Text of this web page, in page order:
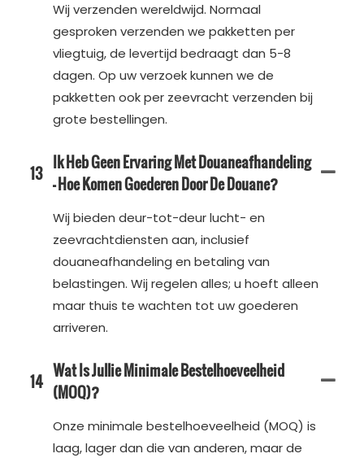
Wij verzenden wereldwijd. Normaal
gesproken verzenden we pakketten per
vliegtuig, de levertijd bedraagt ​​dan 5-8
dagen. Op uw verzoek kunnen we de
pakketten ook per zeevracht verzenden bij
grote bestellingen.
13 Ik Heb Geen Ervaring Met Douaneafhandeling
– Hoe Komen Goederen Door De Douane?
Wij bieden deur-tot-deur lucht- en
zeevrachtdiensten aan, inclusief
douaneafhandeling en betaling van
belastingen. Wij regelen alles; u hoeft alleen
maar thuis te wachten tot uw goederen
arriveren.
14 Wat Is Jullie Minimale Bestelhoeveelheid
(MOQ)?
Onze minimale bestelhoeveelheid (MOQ) is
laag, lager dan die van anderen, maar de